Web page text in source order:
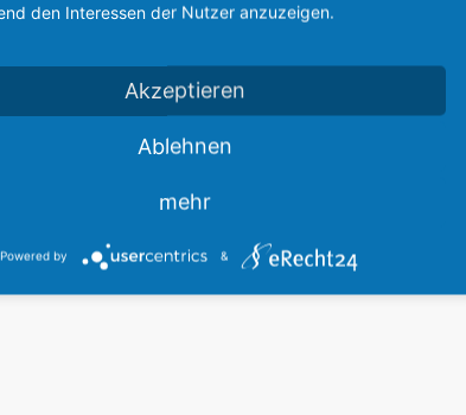
This website is for sale
Statistics
den Interessen der Nutzer anzuzeigen.
Akzeptieren
Ablehnen
mehr
Powered by &